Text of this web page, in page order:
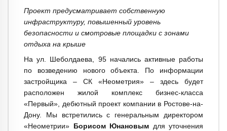
Проект предусматривает собственную
инфраструктуру, повышенный уровень
безопасности и смотровые площадки с зонами
отдыха на крыше
На ул. Шеболдаева, 95 начались активные работы
по возведению нового объекта. По информации
застройщика – СК «Неометрия» – здесь будет
расположен жилой комплекс бизнес-класса
«Первый», дебютный проект компании в Ростове-на-
Дону. Мы встретились с генеральным директором
«Неометрии» Борисом Юнановым для уточнения